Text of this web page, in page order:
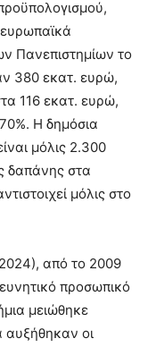
Πανεπιστημίων το
380 εκατ. ευρώ,
116 εκατ. ευρώ,
Η δημόσια
μόλις 2.300
δαπάνης στα
μόλις στο
από το 2009
προσωπικό
μειώθηκε
οι